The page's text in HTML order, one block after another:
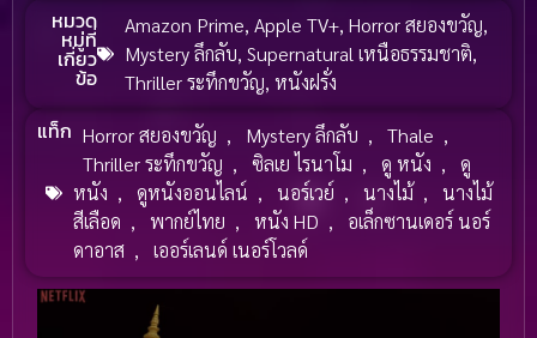
หมวด
หมู่ที่
เกี่ยว
ข้อ
Amazon Prime, Apple TV+, Horror สยองขวัญ,
Mystery ลึกลับ, Supernatural เหนือธรรมชาติ,
Thriller ระทึกขวัญ, หนังฝรั่ง
แท็ก Horror สยองขวัญ , Mystery ลึกลับ , Thale ,
Thriller ระทึกขวัญ , ซิลเย ไรนาโม , ดู หนัง ,
ดู
หนัง , ดูหนังออนไลน์ , นอร์เวย์ , นางไม้ ,
นางไม้
สีเลือด , พากย์ไทย , หนัง HD ,
อเล็กซานเดอร์ นอร์
ดาอาส , เออร์เลนด์ เนอร์โวลด์